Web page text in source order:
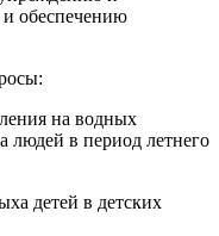
обеспечению
на водных
людей в период летнего
детей в детских